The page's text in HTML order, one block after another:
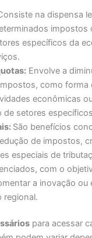
na dispensa
impostos
específicos da
Envolve a
como forma
econômicas
de setores
São benefícios
de impostos,
especiais de
com o
a inovação ou
regional.
para acessar